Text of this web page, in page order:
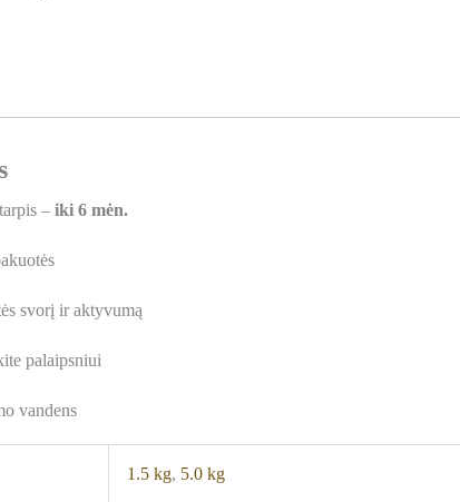
– iki 6 mėn.
svorį ir aktyvumą
palaipsniui
vandens
1.5 kg, 5.0 kg